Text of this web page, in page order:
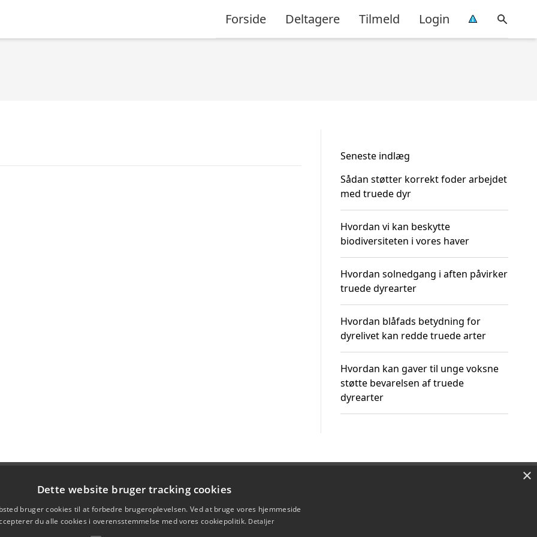
Forside Deltagere Tilmeld Login
Seneste indlæg
Sådan støtter korrekt foder arbejdet
med truede dyr
Hvordan vi kan beskytte
biodiversiteten i vores haver
Hvordan solnedgang i aften påvirker
truede dyrearter
Hvordan blåfads betydning for
dyrelivet kan redde truede arter
Hvordan kan gaver til unge voksne
støtte bevarelsen af truede
dyrearter
×
Dette website bruger tracking cookies
bruger cookies til at forbedre brugeroplevelsen. Ved at bruge vores hjemmeside
du alle cookies i overensstemmelse med vores cookiepolitik. Detaljer